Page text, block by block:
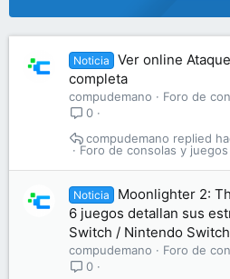
Noticia
Ver online
completa
compudemano
Foro de
0
Foro de consolas y juegos
compudemano
Noticia
Moonlighter 2:
6 juegos detallan sus
Switch / Nintendo
compudemano
Foro de
0